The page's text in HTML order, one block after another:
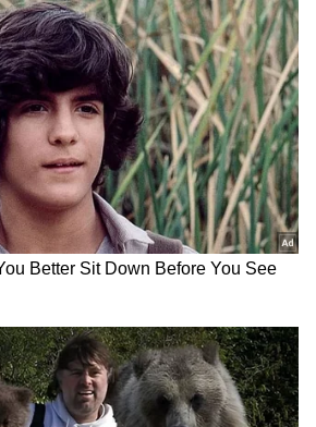
ನ್ಯೂಸ್.ಕಾಂನಲ್ಲಿ ಮುಖ್ಯ
ಕನ್ನಡ ಜಿಲ್ಲೆಯ ಭಟ್ಕಳದವನು. 13
ಉಜಿರೆಯ ಎಸ್‌ಡಿಎಂ
ಪದವಿ. ಹೊಸದಿಗಂತದ ಮೂಲಕ
ಕ್ರೀಡಾ ವರದಿಯಲ್ಲಿ ಹೆಚ್ಚು ಆಸಕ್ತಿ.
ಎಲ್ಲ ವಿಷಯದಲ್ಲೂ ಪಳಗಿಸಿದೆ.
ಕೆಲಸ ಮಾಡಿದ್ದೇನೆ. ಓದು,
ವ್ಯವಹಾರ ವ್ಯಾಪಾರ ಸುದ್ದಿ ಕ್ರಿಕೆಟ್